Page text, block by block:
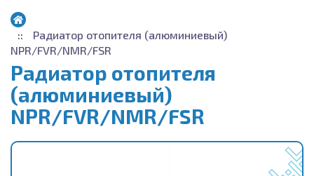
Радиатор отопителя (алюминиевый)
NPR/FVR/NMR/FSR
Радиатор отопителя
(алюминиевый)
NPR/FVR/NMR/FSR